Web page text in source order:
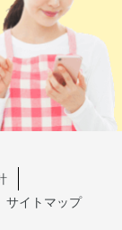
サイトマップ